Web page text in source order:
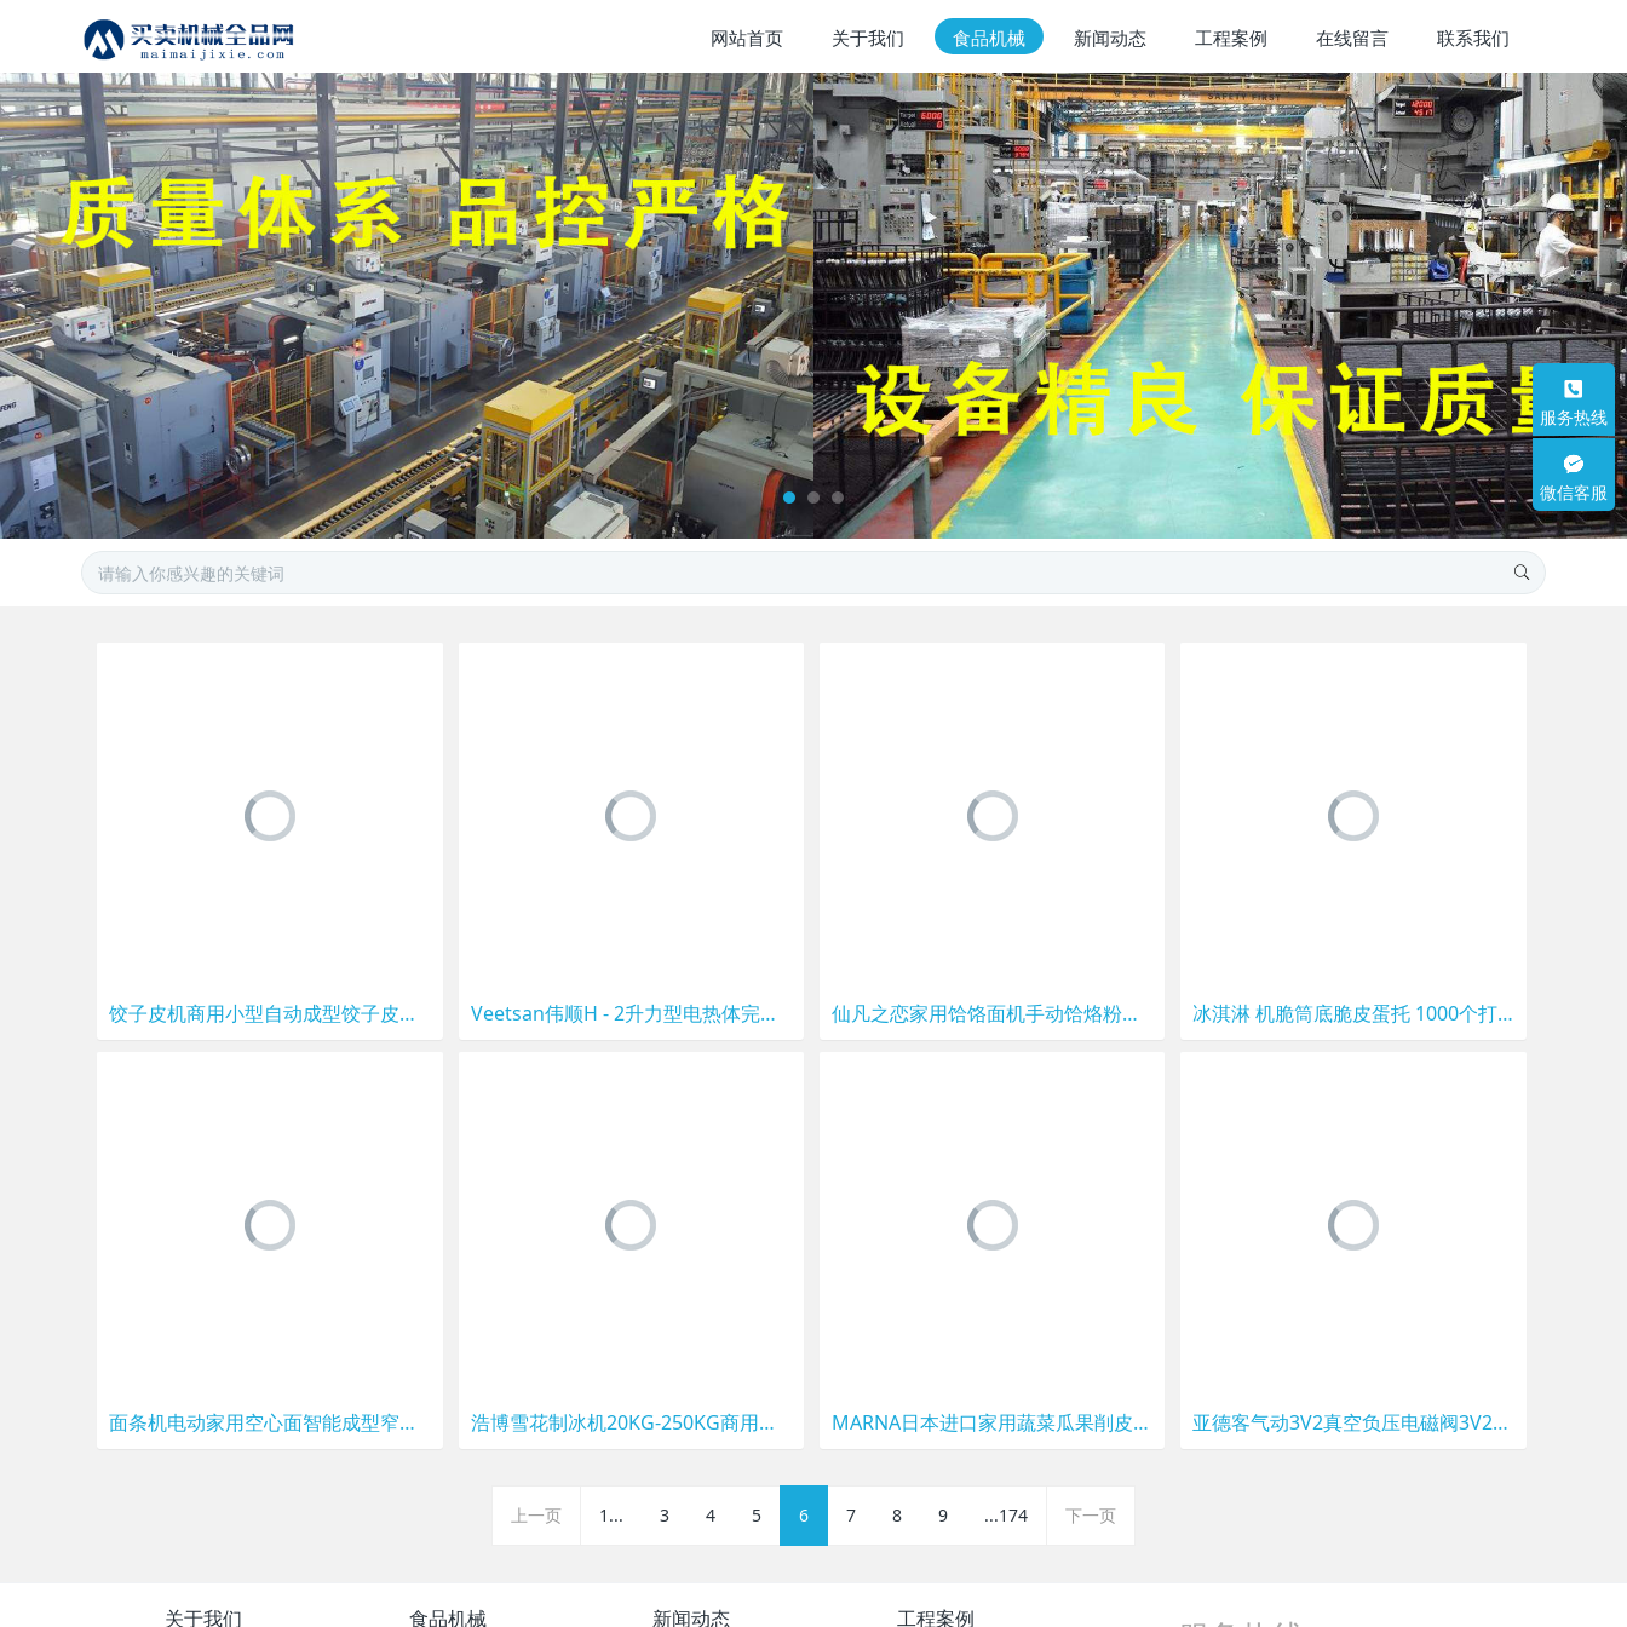
网站首页 关于我们 食品机械 新闻动态 工程案例 在线留言 联系我们
饺子皮机商用小型自动成型饺子皮机家用仿手工饺子皮机包子皮机器 Veetsan伟顺H - 2升力型电热体完整的钟型洗碗机商用厨房设备 仙凡之恋家用饸饹面机手动饸烙粉条压面机河洛机压面条不锈钢河捞 冰淇淋 机脆筒底脆皮蛋托 1000个打木架 蛋筒 自助餐甜筒皮
面条机电动家用空心面智能成型窄面全自动三分钟出面龙须面饺子皮 浩博雪花制冰机20KG-250KG商用碎冰机雪花机全自动生鲜超市火锅店 MARNA日本进口家用蔬菜瓜果削皮刀苹果土豆胡萝卜刮皮器削皮器 亚德客气动3V2真空负压电磁阀3V208NCB/3V208NCA/3V2-06-08原装
上一页 1... 3 4 5 6 7 8 9 ...174 下一页
关于我们 食品机械 新闻动态 工程案例
服务热线
微信客服